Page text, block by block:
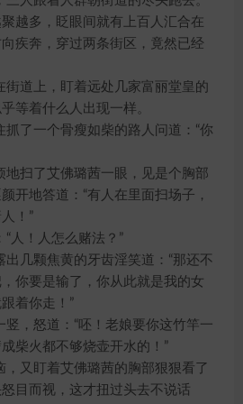
越多，眨眼间就有上百人汇合在
疾奔，穿过两条街区，竟然已经
道上，盯着远处几家富丽堂皇的
等着什么人出现一样。
了一个骨瘦如柴的路人问道：“你
扫了艾佛璐茜一眼，见是个胸部
开地答道：“有人在里面扫场子，
！”
！人怎么赌法？”
几颗焦黄的牙齿淫笑道：“那还不
你要是输了，你从此就是我的女
着你走！”
，怒道：“呸！老娘要你这竹竿一
柴火都不够烧壶开水的！”
又盯着艾佛璐茜的胸部狠狠看了
目而视，这才扭过头去不说话